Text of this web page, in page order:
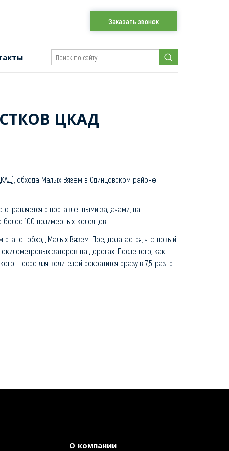
Заказать звонок
ЦКАД
обхода Малых Вязем в Одинцовском районе
с поставленными задачами, на
более 100 полимерных колодцев
обход Малых Вязем. Предполагается, что новый
заторов на дорогах. После того, как
шоссе для водителей сократится сразу в 7,5 раз: с
О компании